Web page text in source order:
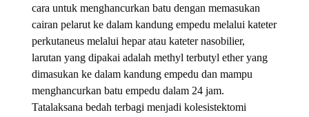
cara untuk menghancurkan batu dengan memasukan
cairan pelarut ke dalam kandung empedu melalui kateter
perkutaneus melalui hepar atau kateter nasobilier,
larutan yang dipakai adalah methyl terbutyl ether yang
dimasukan ke dalam kandung empedu dan mampu
menghancurkan batu empedu dalam 24 jam.
Tatalaksana bedah terbagi menjadi kolesistektomi